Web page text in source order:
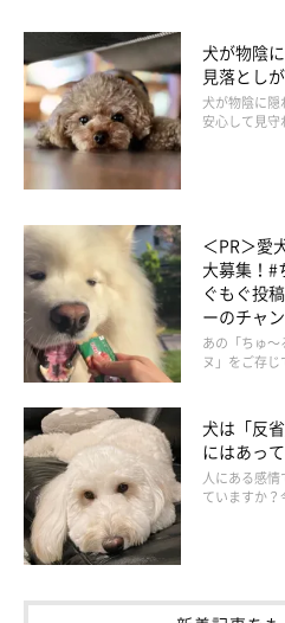
デメリット
（子どもがいる場合）アレル
旅行先や出掛ける場所が制限さ
犬のために使う時間が増え、費
犬が物陰
見落とし
犬が物陰に隠
安心して見
＜PR＞愛
大募集！#
ぐもぐ投
ーのチャン
あの「ちゅ
ヌ」をご存
犬は「反
にはあっ
人にある感
ていますか